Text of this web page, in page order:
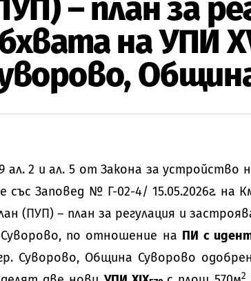
– план за
на УПИ
2 и ал. 5 от Закона за устройство
със Заповед № Г-02-4/ 15.05.2026г.
(ПУП) – план за регулация и
по отношение на ПИ с
Суворово, Община Суворово
2